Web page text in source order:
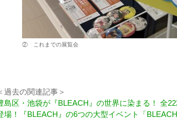
② これまでの展覧会
過去の関連記事＞
島区・池袋が『BLEACH』の世界に染まる！ 全
場！『BLEACH』の6つの大型イベント「